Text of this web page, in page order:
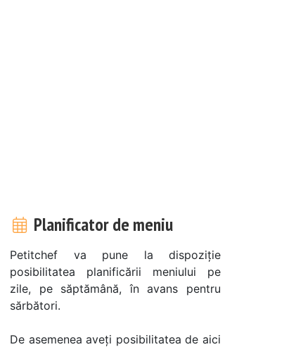
Planificator de meniu
Petitchef va pune la dispoziție
posibilitatea planificării meniului pe
zile, pe săptămână, în avans pentru
sărbători.
De asemenea aveți posibilitatea de aici